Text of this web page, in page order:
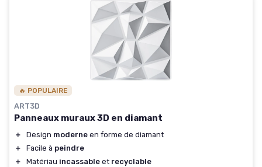
🔥 POPULAIRE
ART3D
Panneaux muraux 3D en diamant
＋ Design moderne en forme de diamant
＋
Facile à peindre
＋
Matériau incassable et recyclable